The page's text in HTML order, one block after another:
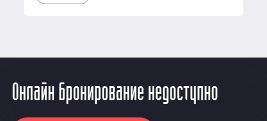
Онлайн бронирование недоступно